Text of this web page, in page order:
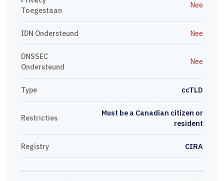
Toegestaan
Nee
IDN Ondersteund Nee
DNSSEC
Ondersteund
Nee
Type ccTLD
Restricties
Must be a Canadian citizen or
resident
Registry CIRA